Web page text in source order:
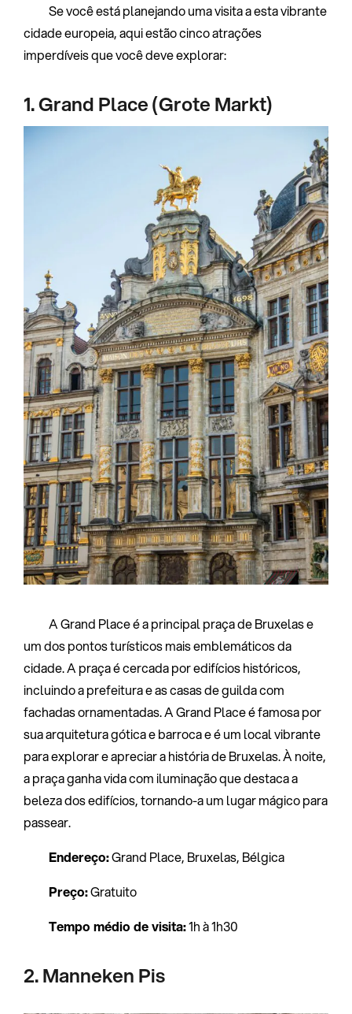
Se você está planejando uma visita a esta vibrante
cidade europeia, aqui estão cinco atrações
imperdíveis que você deve explorar:
1. Grand Place (Grote Markt)
A Grand Place é a principal praça de Bruxelas e
um dos pontos turísticos mais emblemáticos da
cidade. A praça é cercada por edifícios históricos,
incluindo a prefeitura e as casas de guilda com
fachadas ornamentadas. A Grand Place é famosa por
sua arquitetura gótica e barroca e é um local vibrante
para explorar e apreciar a história de Bruxelas. À noite,
a praça ganha vida com iluminação que destaca a
beleza dos edifícios, tornando-a um lugar mágico para
passear.
Endereço:Grand Place, Bruxelas, Bélgica
Preço:Gratuito
Tempo médio de visita:1h à 1h30
2. Manneken Pis